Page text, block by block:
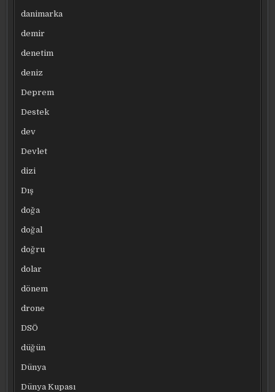
danimarka
demir
denetim
deniz
Deprem
Destek
dev
Devlet
dizi
Dış
doğa
doğal
doğru
dolar
dönem
drone
DSÖ
düğün
Dünya
Dünya Kupası